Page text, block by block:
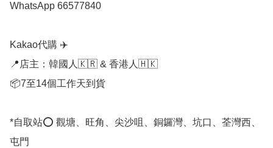
WhatsApp 66577840
Kakao代購 ✈️
📍店主：韓國人🇰🇷 & 香港人🇭🇰
📦7至14個工作天到貨
*自取站⭕ 觀塘、旺角、尖沙咀、銅鑼灣、坑口、荃灣西、
屯門